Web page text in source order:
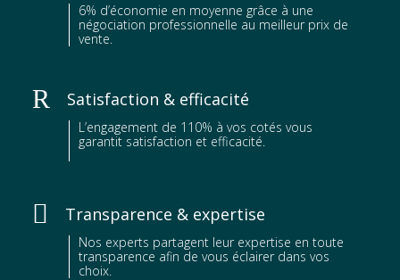
6% d’économie en moyenne grâce à une
négociation professionnelle au meilleur prix de
vente.
R Satisfaction & efficacité
L’engagement de 110% à vos cotés vous
garantit satisfaction et efficacité.
 Transparence & expertise
Nos experts partagent leur expertise en toute
transparence afin de vous éclairer dans vos
choix.